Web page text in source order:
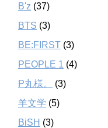
B'z (37)
BTS (3)
BE:FIRST (3)
PEOPLE 1 (4)
P丸様。
(3)
羊文学 (5)
BiSH (3)